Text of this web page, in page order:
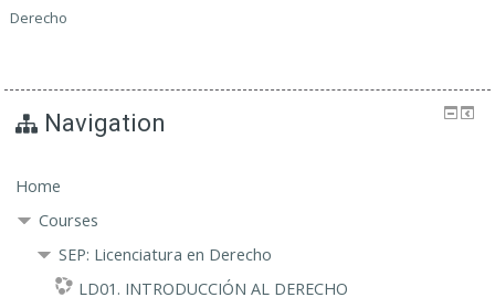
Derecho
Navigation
Home
Courses
SEP: Licenciatura en Derecho
LD01. INTRODUCCIÓN AL DERECHO